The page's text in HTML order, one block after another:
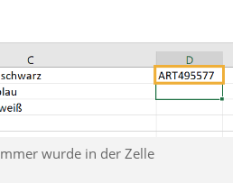
wurde in der Zelle